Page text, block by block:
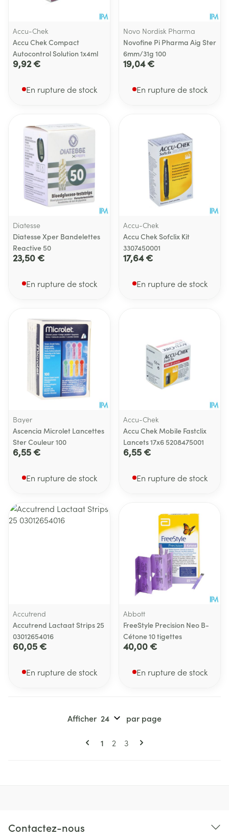
Accu-Chek
Accu Chek Compact
Autocontrol Solution 1x4ml
9,92 €
En rupture de stock
Novo Nordisk Pharma
Novofine Pi Pharma Aig Ster
6mm/31g 100
19,04 €
En rupture de stock
Diatesse
Diatesse Xper Bandelettes
Reactive 50
23,50 €
En rupture de stock
Accu-Chek
Accu Chek Sofclix Kit
3307450001
17,64 €
En rupture de stock
Bayer
Ascencia Microlet Lancettes
Ster Couleur 100
6,55 €
En rupture de stock
Accu-Chek
Accu Chek Mobile Fastclix
Lancets 17x6 5208475001
6,55 €
En rupture de stock
Accutrend
Accutrend Lactaat Strips 25
03012654016
60,05 €
En rupture de stock
Abbott
FreeStyle Precision Neo B-
Cétone 10 tigettes
40,00 €
En rupture de stock
Pages
Vous lisez actuellement la page
1 Page
2 Page
3
Afficher par page
Contactez-nous